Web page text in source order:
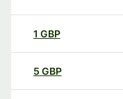
1 GBP
5 GBP